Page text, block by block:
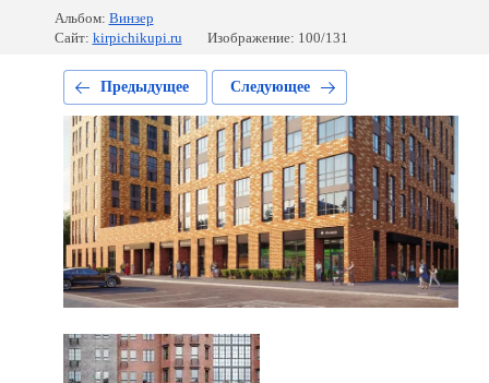
Альбом: Винзер
Сайт: kirpichikupi.ru Изображение: 100/131
Предыдущее Следующее